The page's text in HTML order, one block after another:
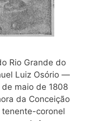
Rio Grande do
Luiz Osório —
maio de 1808
da Conceição
coronel